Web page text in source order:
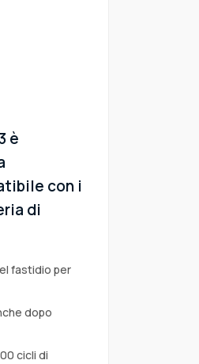
è
con i
di
fastidio per
dopo
cicli di